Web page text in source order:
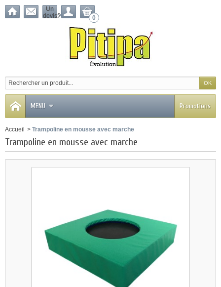
Un
devis?
0
MENU Promotions
Accueil > Trampoline en mousse avec marche
Trampoline en mousse avec marche